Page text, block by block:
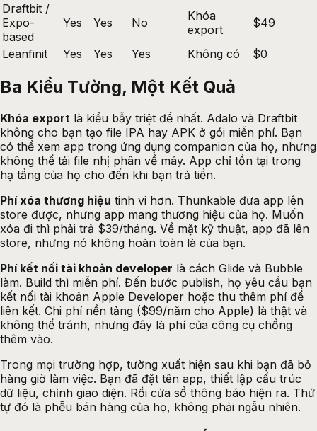
Draftbit /
Expo-
based
Yes Yes No
Khóa
export
$49
Leanfinit Yes Yes Yes Không có $0
Ba Kiểu Tường, Một Kết Quả
Khóa export là kiểu bẫy triệt để nhất. Adalo và Draftbit
không cho bạn tạo file IPA hay APK ở gói miễn phí. Bạn
có thể xem app trong ứng dụng companion của họ, nhưng
không thể tải file nhị phân về máy. App chỉ tồn tại trong
hạ tầng của họ cho đến khi bạn trả tiền.
Phí xóa thương hiệu tinh vi hơn. Thunkable đưa app lên
store được, nhưng app mang thương hiệu của họ. Muốn
xóa đi thì phải trả $39/tháng. Về mặt kỹ thuật, app đã lên
store, nhưng nó không hoàn toàn là của bạn.
Phí kết nối tài khoản developer là cách Glide và Bubble
làm. Build thì miễn phí. Đến bước publish, họ yêu cầu bạn
kết nối tài khoản Apple Developer hoặc thu thêm phí để
liên kết. Chi phí nền tảng ($99/năm cho Apple) là thật và
không thể tránh, nhưng đây là phí của công cụ chồng
thêm vào.
Trong mọi trường hợp, tường xuất hiện sau khi bạn đã bỏ
hàng giờ làm việc. Bạn đã đặt tên app, thiết lập cấu trúc
dữ liệu, chỉnh giao diện. Rồi cửa sổ thông báo hiện ra. Thứ
tự đó là phễu bán hàng của họ, không phải ngẫu nhiên.